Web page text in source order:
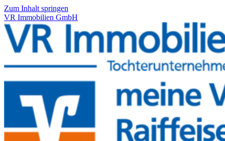
Zum Inhalt springen
VR Immobilien GmbH